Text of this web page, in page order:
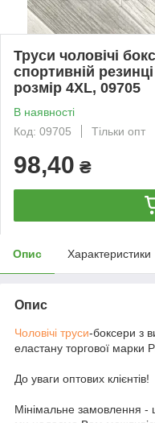
Труси чоловічі
спортивній
розмір 4XL, 09705
В наявності
Код: 09705
Тільки опт
98,40 ₴
Опис Характеристики
Опис
Чоловічі труси-боксери з
еластану торгової марки
До уваги оптових клієнтів!
Мінімальне замовлення -